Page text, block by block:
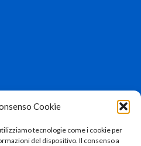
Cookie
tecnologie come i cookie per
del dispositivo. Il consenso a